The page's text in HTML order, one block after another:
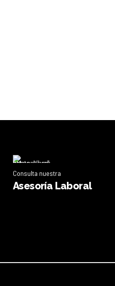
Consulta nuestra
Asesoría Laboral